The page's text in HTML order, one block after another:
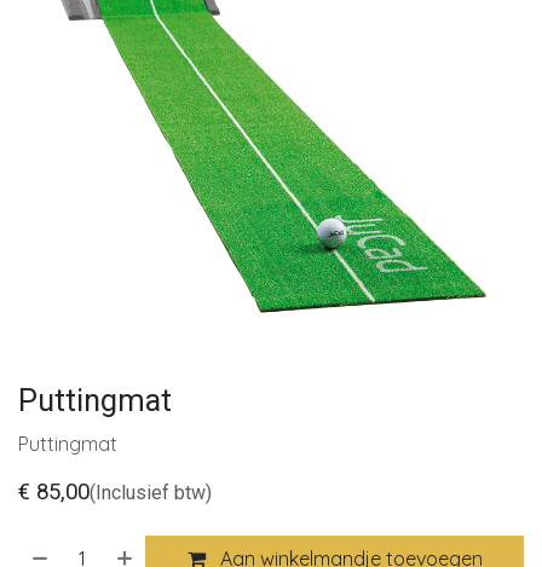
Puttingmat
Puttingmat
€ 85,00(Inclusief btw)
Aan winkelmandje toevoegen